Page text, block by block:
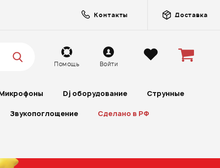
Контакты Доставка
Помощь Войти
Dj оборудование Струнные
Звукопоглощение Сделано в РФ